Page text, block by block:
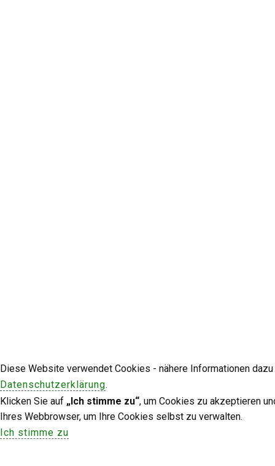
Diese Website verwendet Cookies - nähere Informationen
Datenschutzerklärung.
Klicken Sie auf „Ich stimme zu“, um Cookies zu akzeptieren
Ihres Webbrowser, um Ihre Cookies selbst zu verwalten.
Ich stimme zu